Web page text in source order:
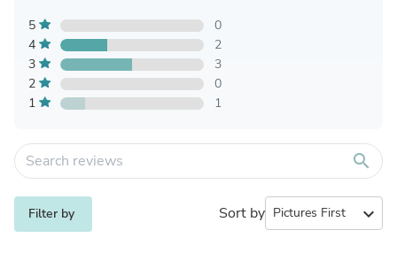
5
0
4
2
3
3
2
0
1
1
search
Filter by Sort by expand_more